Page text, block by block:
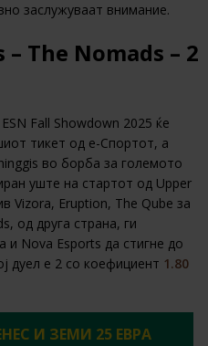
заслужуваат внимание.
The Nomads – 2
Fall Showdown 2025 ќе
тикет од е-Спортот, а
во борба за големото
уште на стартот од Upper
Vizora, Eruption, The Qube за
од друга страна, ги
и Nova Esports да стигне до
дуел е 2 со коефициент 1.80
И ЗЕМИ 25 ЕВРА